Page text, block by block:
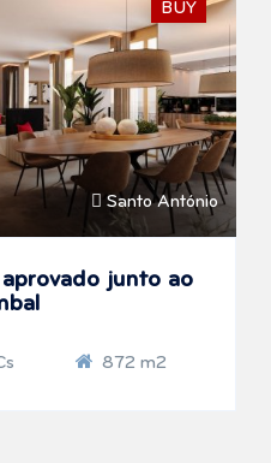
BUY
Santo António
junto ao
872 m2